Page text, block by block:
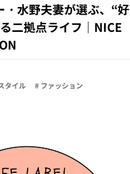
・水野夫妻が選ぶ、“好
二拠点ライフ｜NICE
タイル # ファッション